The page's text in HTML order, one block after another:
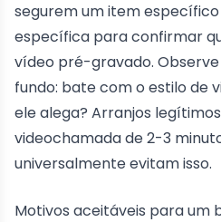
segurem um item
específica para confirmar
vídeo pré-gravado.
fundo: bate com o estilo de
ele alega? Arranjos
videochamada de 2-3
universalmente evitam isso.
Motivos aceitáveis para um